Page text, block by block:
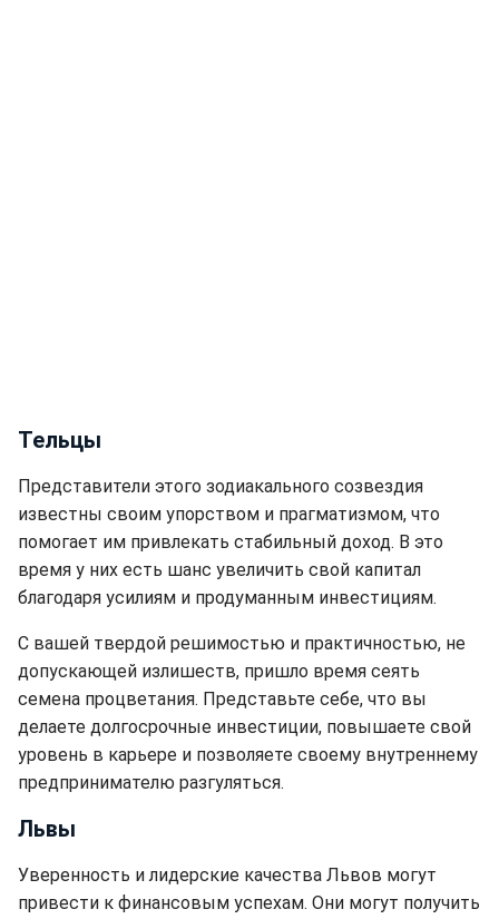
Тельцы
Представители этого зодиакального созвездия
известны своим упорством и прагматизмом, что
помогает им привлекать стабильный доход. В это
время у них есть шанс увеличить свой капитал
благодаря усилиям и продуманным инвестициям.
С вашей твердой решимостью и практичностью, не
допускающей излишеств, пришло время сеять
семена процветания. Представьте себе, что вы
делаете долгосрочные инвестиции, повышаете свой
уровень в карьере и позволяете своему внутреннему
предпринимателю разгуляться.
Львы
Уверенность и лидерские качества Львов могут
привести к финансовым успехам. Они могут получить